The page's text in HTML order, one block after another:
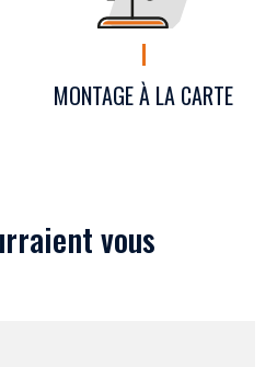
MONTAGE À LA CARTE
vous